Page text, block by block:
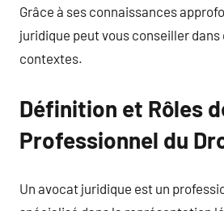
Grâce à ses connaissances
juridique peut vous conseiller
contextes.
Définition et Rôles
Professionnel du
Un avocat juridique est un